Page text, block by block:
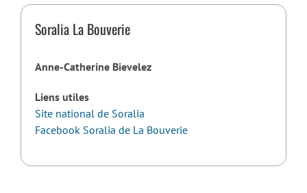
Soralia La Bouverie
Anne-Catherine Bievelez
Liens utiles
Site national de Soralia
Facebook Soralia de La Bouverie